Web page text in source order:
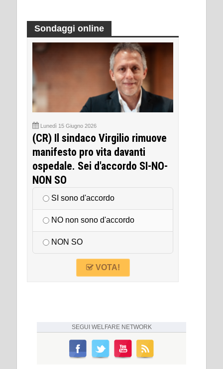
Sondaggi online
Lunedì 15 Giugno 2026
(CR) Il sindaco Virgilio rimuove
manifesto pro vita davanti
ospedale. Sei d'accordo SI-NO-
NON SO
SI sono d'accordo
NO non sono d'accordo
NON SO
VOTA!
SEGUI WELFARE NETWORK